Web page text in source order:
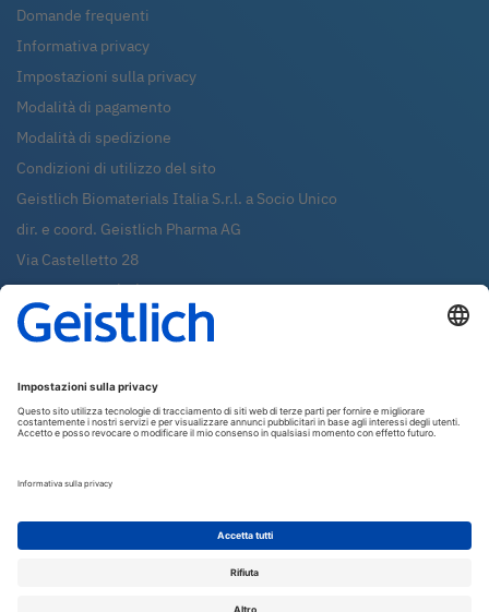
Domande frequenti
Informativa privacy
Impostazioni sulla privacy
Modalità di pagamento
Modalità di spedizione
Condizioni di utilizzo del sito
Geistlich Biomaterials Italia S.r.l. a Socio Unico
dir. e coord. Geistlich Pharma AG
Via Castelletto 28
36016Thiene (VI)
Tel.:0445-370890
Whatsapp:0445-370890
shop@geistlich.it
P.IVA - C.F. - REG. IMP. 02971380247